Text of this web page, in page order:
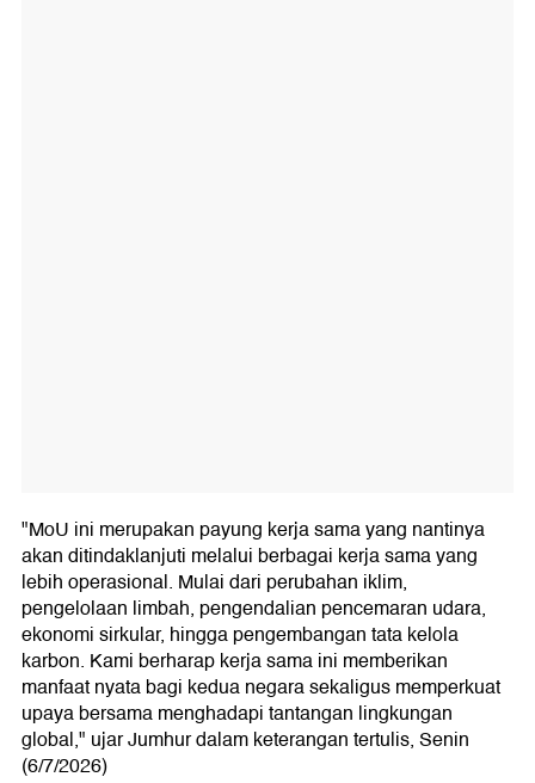
"MoU ini merupakan payung kerja sama yang nantinya
akan ditindaklanjuti melalui berbagai kerja sama yang
lebih operasional. Mulai dari perubahan iklim,
pengelolaan limbah, pengendalian pencemaran udara,
ekonomi sirkular, hingga pengembangan tata kelola
karbon. Kami berharap kerja sama ini memberikan
manfaat nyata bagi kedua negara sekaligus memperkuat
upaya bersama menghadapi tantangan lingkungan
global," ujar Jumhur dalam keterangan tertulis, Senin
(6/7/2026)